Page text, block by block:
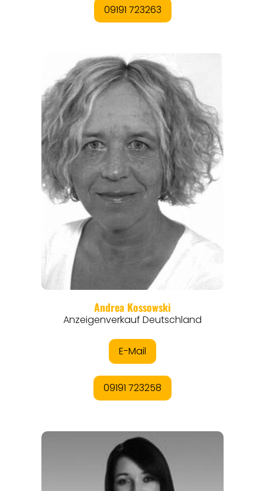
REGIONEN
ORTE
EVENTS
REISEFÜHRER
REISEMAGAZINE
THEMEN
ANGEBOTE